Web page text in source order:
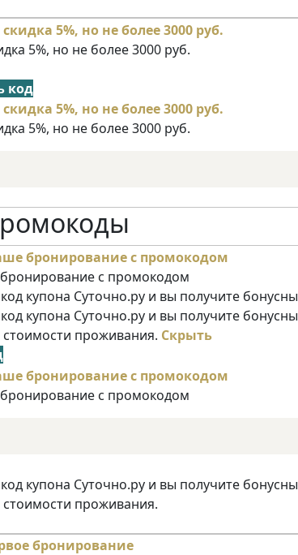
5%, но не более 3000 руб.
код
5%, но не более 3000 руб.
с промокодом
купона Суточно.ру и вы получите
купона Суточно.ру и вы получите
стоимости проживания. Скрыть
с промокодом
купона Суточно.ру и вы получите
стоимости проживания.